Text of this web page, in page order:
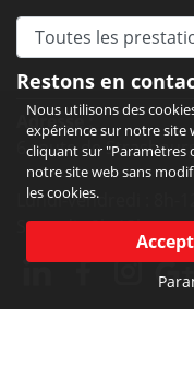
Restons en
Adresse :
6 route de
Lundi-vendredi : 8h-
Samedi : 9h-12h
Nous utilisons des
expérience sur notre site
cliquant sur "Paramètres
notre site web sans
les cookies.